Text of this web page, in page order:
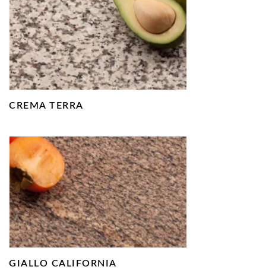
CREMA TERRA
GIALLO CALIFORNIA